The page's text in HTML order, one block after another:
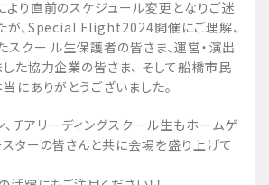
より直前のスケジュール変更となりご迷
が、Special Flight2024開催にご理解、
スクー ル生保護者の皆さま、運営・演出
た協力企業の皆さま、 そして船橋市民
にありがとうございました。
チアリーディングスクール生もホームゲ
スターの皆さんと共に会場を盛り上げて